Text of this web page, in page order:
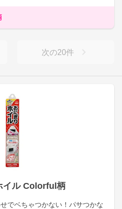
イル Colorful柄
でベちゃつかない！パサつかな
次の20件